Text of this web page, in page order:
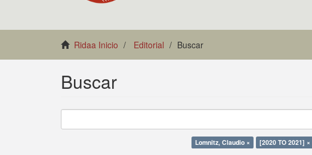
Ridaa Inicio Editorial Buscar
Buscar
Lomnitz, Claudio × [2020 TO 2021] ×